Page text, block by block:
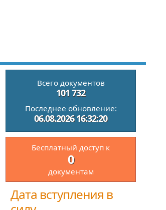
Всего документов
101 732
Последнее обновление:
06.08.2026 16:32:20
Бесплатный доступ к
0
документам
Дата вступления в